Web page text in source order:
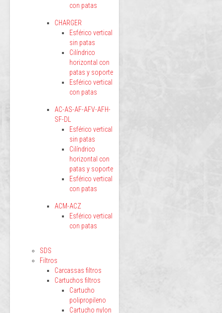
con patas
CHARGER
Esférico vertical
sin patas
Cilíndrico
horizontal con
patas y soporte
Esférico vertical
con patas
AC-AS-AF-AFV-AFH-
SF-DL
Esférico vertical
sin patas
Cilíndrico
horizontal con
patas y soporte
Esférico vertical
con patas
ACM-ACZ
Esférico vertical
con patas
SDS
Filtros
Carcassas filtros
Cartuchos filtros
Cartucho
polipropileno
Cartucho nylon